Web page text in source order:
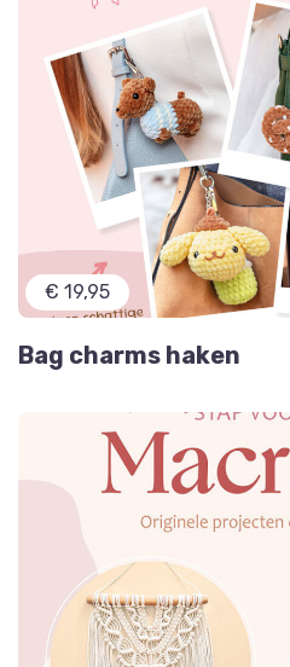
€ 19,95
Bag charms haken